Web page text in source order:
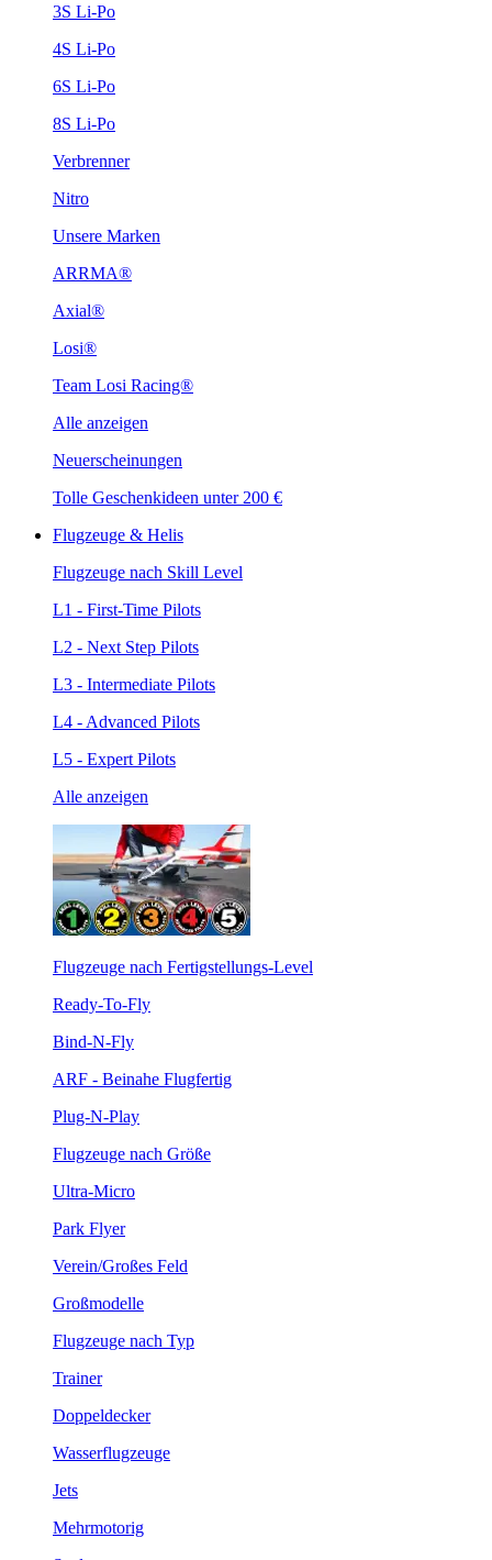
3S Li-Po
4S Li-Po
6S Li-Po
8S Li-Po
Verbrenner
Nitro
Unsere Marken
ARRMA®
Axial®
Losi®
Team Losi Racing®
Alle anzeigen
Neuerscheinungen
Tolle Geschenkideen unter 200 €
Flugzeuge & Helis
Flugzeuge nach Skill Level
L1 - First-Time Pilots
L2 - Next Step Pilots
L3 - Intermediate Pilots
L4 - Advanced Pilots
L5 - Expert Pilots
Alle anzeigen
Flugzeuge nach Fertigstellungs-Level
Ready-To-Fly
Bind-N-Fly
ARF - Beinahe Flugfertig
Plug-N-Play
Flugzeuge nach Größe
Ultra-Micro
Park Flyer
Verein/Großes Feld
Großmodelle
Flugzeuge nach Typ
Trainer
Doppeldecker
Wasserflugzeuge
Jets
Mehrmotorig